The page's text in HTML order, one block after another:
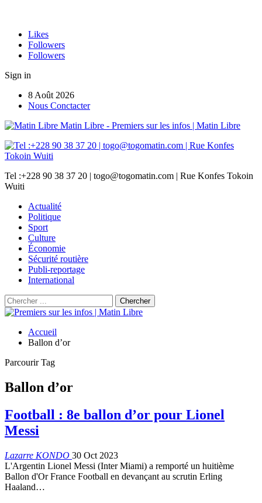
Likes
Followers
Followers
Sign in
8 Août 2026
Nous Conctacter
Matin Libre - Premiers sur les infos | Matin Libre
Tel :+228 90 38 37 20 | togo@togomatin.com | Rue Konfes Tokoin
Wuiti
Actualité
Politique
Sport
Culture
Économie
Sécurité routière
Publi-reportage
International
Accueil
Ballon d’or
Parcourir Tag
Ballon d’or
Football : 8e ballon d’or pour Lionel
Messi
Lazarre KONDO 30 Oct 2023
L'Argentin Lionel Messi (Inter Miami) a remporté un huitième
Ballon d'Or France Football en devançant au scrutin Erling
Haaland…